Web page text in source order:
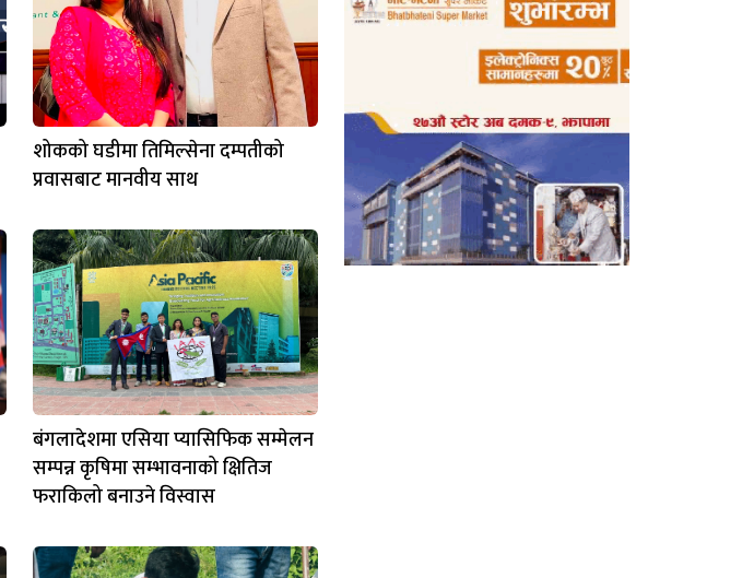
शोकको घडीमा तिमिल्सेना दम्पतीको
प्रवासबाट मानवीय साथ
बंगलादेशमा एसिया प्यासिफिक सम्मेलन
सम्पन्न कृषिमा सम्भावनाको क्षितिज
फराकिलो बनाउने विस्वास